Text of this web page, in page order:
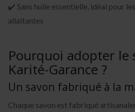
✔️ Sans huile essentielle, idéal pour
allaitantes
Pourquoi adopter le
Karité-Garance ?
Un savon fabriqué à la
Chaque savon est fabriqué